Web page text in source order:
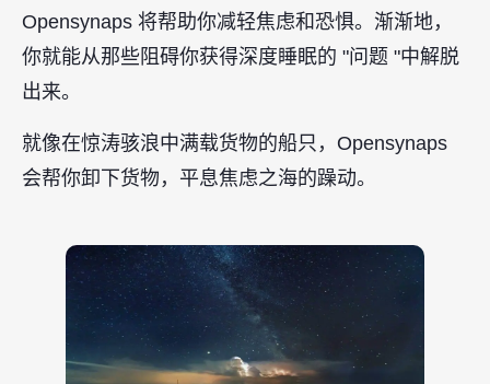
Opensynaps 将帮助你减轻焦虑和恐惧。渐渐地，
你就能从那些阻碍你获得深度睡眠的 "问题 "中解脱
出来。
就像在惊涛骇浪中满载货物的船只，Opensynaps
会帮你卸下货物，平息焦虑之海的躁动。